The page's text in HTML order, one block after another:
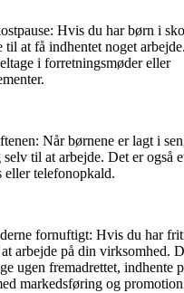
Hvis du har børn i
til at få indhentet noget
i forretningsmøder eller
Når børnene er lagt i
til at arbejde. Det er også
eller telefonopkald.
fornuftigt: Hvis du har
arbejde på din virksomhed.
ugen fremadrettet, indhente
markedsføring og